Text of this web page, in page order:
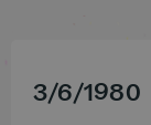
3/6/1980